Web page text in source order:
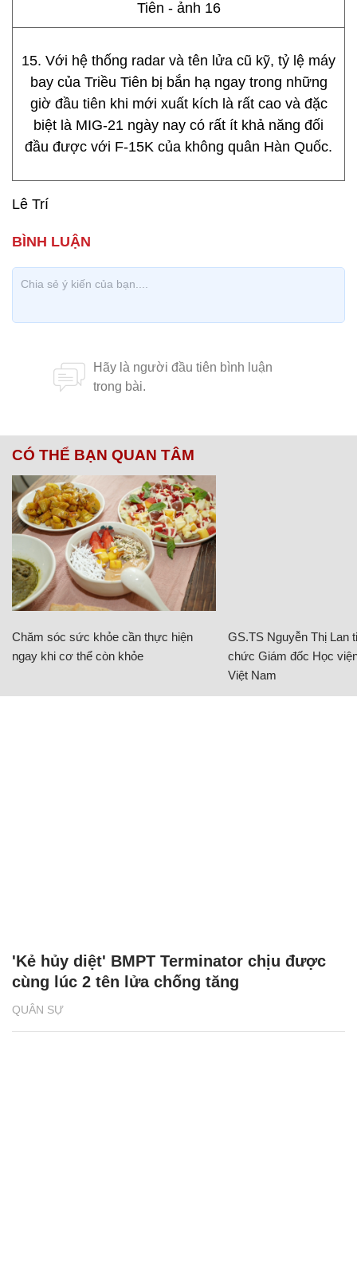
15. Với hệ thống radar và tên lửa cũ kỹ, tỷ lệ máy
bay của Triều Tiên bị bắn hạ ngay trong những
giờ đầu tiên khi mới xuất kích là rất cao và đặc
biệt là MIG-21 ngày nay có rất ít khả năng đối
đầu được với F-15K của không quân Hàn Quốc.
Lê Trí
CÓ THỂ BẠN QUAN TÂM
Chăm sóc sức khỏe cần thực hiện
ngay khi cơ thể còn khỏe
GS.TS Nguyễn Thị Lan
chức Giám đốc Học
Việt Nam
QUÂN SỰ
'Kẻ hủy diệt' BMPT Terminator chịu được
cùng lúc 2 tên lửa chống tăng